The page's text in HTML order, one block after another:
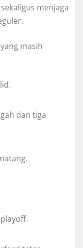
menjaga
masih
dan tiga